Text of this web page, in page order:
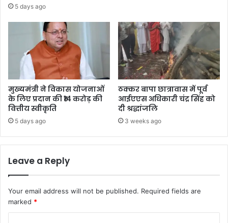
5 days ago
मुख्यमंत्री ने विकास योजनाओं
के लिए प्रदान की ₹14 करोड़ की
वित्तीय स्वीकृति
5 days ago
ठक्कर बापा छात्रावास में पूर्व
आईएएस अधिकारी चंद्र सिंह को
दी श्रद्धांजलि
3 weeks ago
Leave a Reply
Your email address will not be published. Required fields are
marked *